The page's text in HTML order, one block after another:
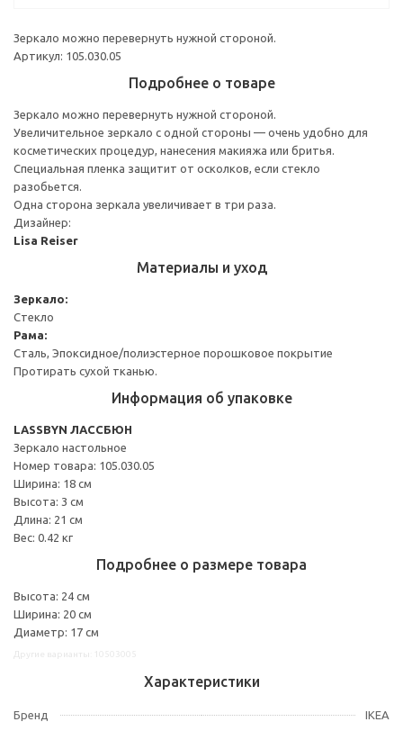
Зеркало можно перевернуть нужной стороной.
Артикул: 105.030.05
Подробнее о товаре
Зеркало можно перевернуть нужной стороной.
Увеличительное зеркало с одной стороны — очень удобно для
косметических процедур, нанесения макияжа или бритья.
Специальная пленка защитит от осколков, если стекло
разобьется.
Одна сторона зеркала увеличивает в три раза.
Дизайнер:
Lisa Reiser
Материалы и уход
Зеркало:
Стекло
Рама:
Сталь, Эпоксидное/полиэстерное порошковое покрытие
Протирать сухой тканью.
Информация об упаковке
LASSBYN ЛАССБЮН
Зеркало настольное
Номер товара: 105.030.05
Ширина: 18 см
Высота: 3 см
Длина: 21 см
Вес: 0.42 кг
Подробнее о размере товара
Высота: 24 см
Ширина: 20 см
Диаметр: 17 см
Характеристики
Бренд IKEA